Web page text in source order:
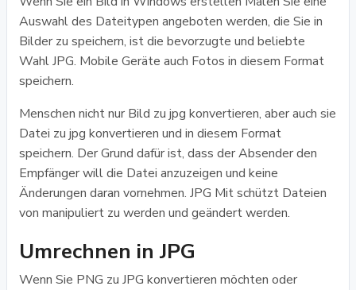
Auswahl des Dateitypen angeboten werden, die Sie in
Bilder zu speichern, ist die bevorzugte und beliebte
Wahl JPG. Mobile Geräte auch Fotos in diesem Format
speichern.
Menschen nicht nur Bild zu jpg konvertieren, aber auch sie
Datei zu jpg konvertieren und in diesem Format
speichern. Der Grund dafür ist, dass der Absender den
Empfänger will die Datei anzuzeigen und keine
Änderungen daran vornehmen. JPG Mit schützt Dateien
von manipuliert zu werden und geändert werden.
Umrechnen in JPG
Wenn Sie PNG zu JPG konvertieren möchten oder